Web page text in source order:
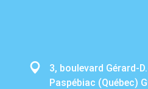
3, boulevard Gérard-
Paspébiac (Québec)